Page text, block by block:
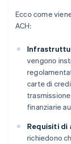
Ecco come
ACH:
vengono
carte di
finanziarie
Requisiti di
richiedono